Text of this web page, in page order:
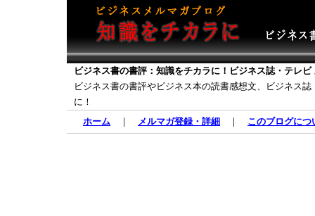
ビジネス書の書評：知識をチカラに！ビジネス誌・テレビ
ビジネス書の書評やビジネス本の読書感想文、ビジネス
に！
ホーム ｜ メルマガ登録・詳細 ｜ このブログにつ